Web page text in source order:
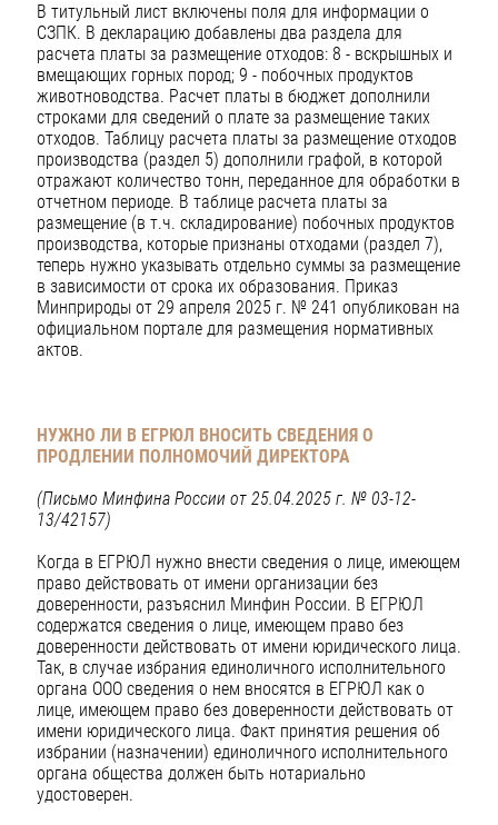
В титульный лист включены поля для информации о
СЗПК. В декларацию добавлены два раздела для
расчета платы за размещение отходов: 8 - вскрышных и
вмещающих горных пород; 9 - побочных продуктов
животноводства. Расчет платы в бюджет дополнили
строками для сведений о плате за размещение таких
отходов. Таблицу расчета платы за размещение отходов
производства (раздел 5) дополнили графой, в которой
отражают количество тонн, переданное для обработки в
отчетном периоде. В таблице расчета платы за
размещение (в т.ч. складирование) побочных продуктов
производства, которые признаны отходами (раздел 7),
теперь нужно указывать отдельно суммы за размещение
в зависимости от срока их образования. Приказ
Минприроды от 29 апреля 2025 г. № 241 опубликован на
официальном портале для размещения нормативных
актов.
НУЖНО ЛИ В ЕГРЮЛ ВНОСИТЬ СВЕДЕНИЯ О
ПРОДЛЕНИИ ПОЛНОМОЧИЙ ДИРЕКТОРА
(Письмо Минфина России от 25.04.2025 г. № 03-12-
13/42157)
Когда в ЕГРЮЛ нужно внести сведения о лице, имеющем
право действовать от имени организации без
доверенности, разъяснил Минфин России. В ЕГРЮЛ
содержатся сведения о лице, имеющем право без
доверенности действовать от имени юридического лица.
Так, в случае избрания единоличного исполнительного
органа ООО сведения о нем вносятся в ЕГРЮЛ как о
лице, имеющем право без доверенности действовать от
имени юридического лица. Факт принятия решения об
избрании (назначении) единоличного исполнительного
органа общества должен быть нотариально
удостоверен.